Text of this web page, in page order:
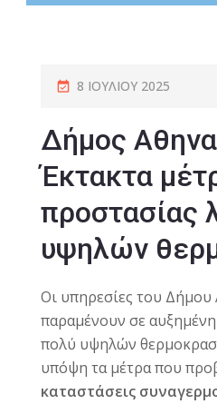
8 ΙΟΥΛΊΟΥ 2025
Δήμος
Έκτακτα
προστασίας
υψηλών
Οι υπηρεσίες του Δήμου
παραμένουν σε
πολύ υψηλών
υπόψη τα μέτρα που
καταστάσεις